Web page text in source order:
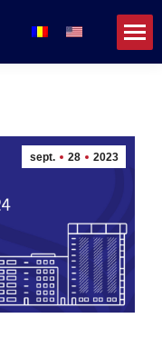
sept. 28 2023